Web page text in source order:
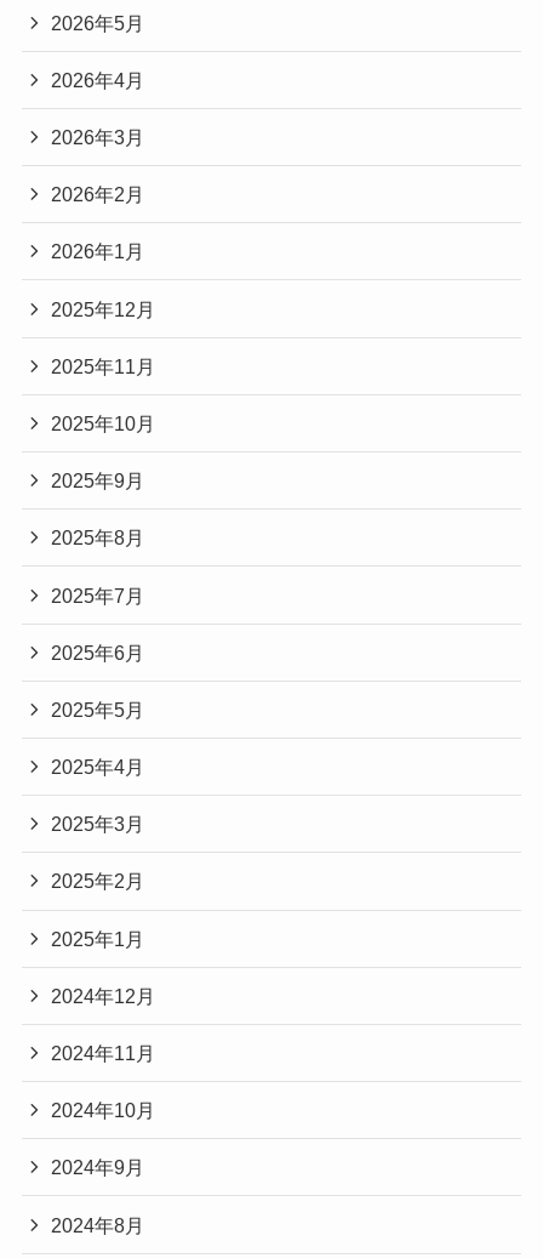
2026年5月
2026年4月
2026年3月
2026年2月
2026年1月
2025年12月
2025年11月
2025年10月
2025年9月
2025年8月
2025年7月
2025年6月
2025年5月
2025年4月
2025年3月
2025年2月
2025年1月
2024年12月
2024年11月
2024年10月
2024年9月
2024年8月